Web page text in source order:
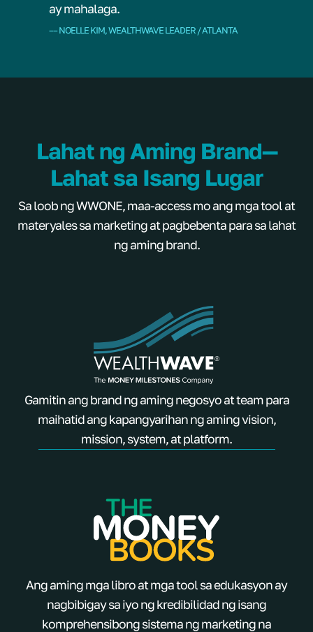
ay mahalaga.
–– NOELLE KIM, WEALTHWAVE LEADER / ATLANTA
Lahat ng Aming Brand—
Lahat sa Isang Lugar
Sa loob ng WWONE, maa-access mo ang mga tool at
materyales sa marketing at pagbebenta para sa lahat
ng aming brand.
Gamitin ang brand ng aming negosyo at team para
maihatid ang kapangyarihan ng aming vision,
mission, system, at platform.
Ang aming mga libro at mga tool sa edukasyon ay
nagbibigay sa iyo ng kredibilidad ng isang
komprehensibong sistema ng marketing na